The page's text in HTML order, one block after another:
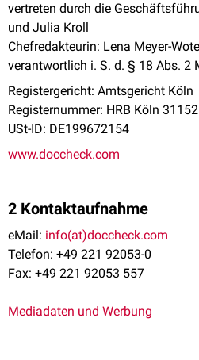
vertreten durch die
und Julia Kroll
Chefredakteurin: Lena Meyer-
verantwortlich i. S. d. § 18 Abs. 2
Registergericht: Amtsgericht Köln
Registernummer: HRB Köln 31152
USt-ID: DE199672154
www.doccheck.com
2 Kontaktaufnahme
eMail: info(at)doccheck.com
Telefon: +49 221 92053-0
Fax: +49 221 92053 557
Mediadaten und Werbung